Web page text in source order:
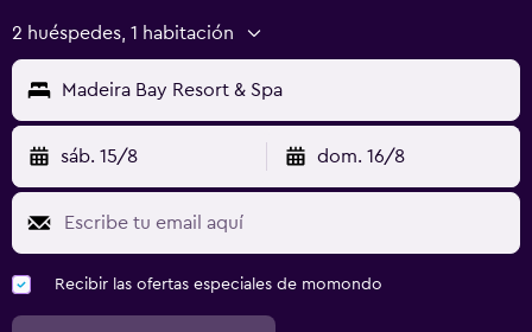
2 huéspedes, 1 habitación
Madeira Bay Resort & Spa
sáb. 15/8 dom. 16/8
Recibir las ofertas especiales de momondo